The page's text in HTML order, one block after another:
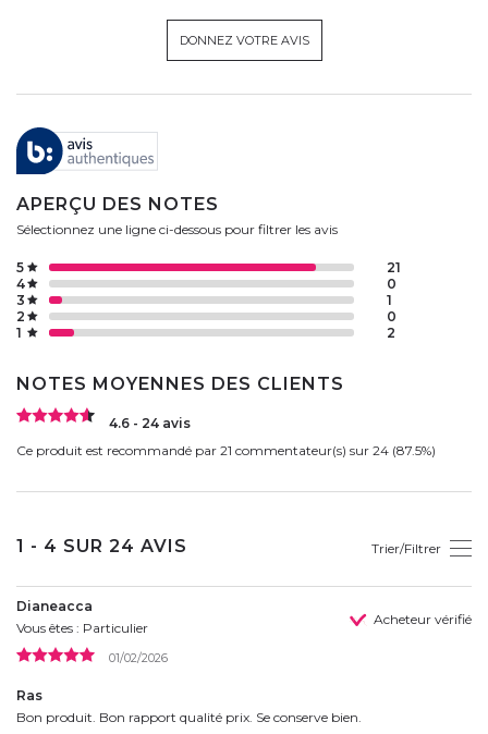
DONNEZ VOTRE AVIS
APERÇU DES NOTES
Sélectionnez une ligne ci-dessous pour filtrer les avis
1 2
2 0
3 1
4 0
5 21
NOTES MOYENNES DES CLIENTS
4.6 - 24 avis
Ce produit est recommandé par 21 commentateur(s) sur 24 (87.5%)
1 - 4 SUR 24 AVIS Trier/Filtrer
Dianeacca
Vous êtes : Particulier
Acheteur vérifié
01/02/2026
Ras
Bon produit. Bon rapport qualité prix. Se conserve bien.